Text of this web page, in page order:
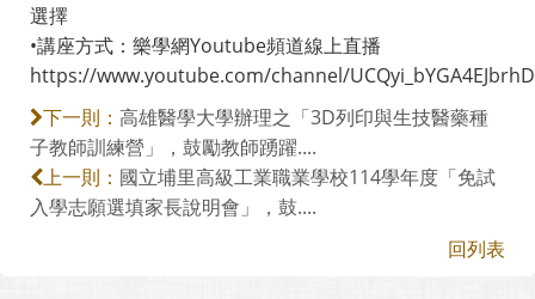
選擇
•講座方式：樂學網Youtube頻道線上直播
https://www.youtube.com/channel/
下一則： 高雄醫學大學辦理之「3D列印與生技醫藥種
子教師訓練營」，鼓勵教師踴躍....
上一則： 國立埔里高級工業職業學校114學年度「免試
入學志願選填家長說明會」，鼓....
回列表